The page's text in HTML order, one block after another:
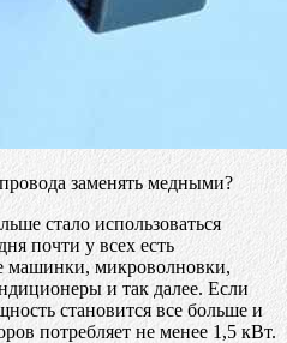
заменять медными?
стало использоваться
почти у всех есть
машинки, микроволновки,
и так далее. Если
становится все больше и
потребляет не менее 1,5 кВт.